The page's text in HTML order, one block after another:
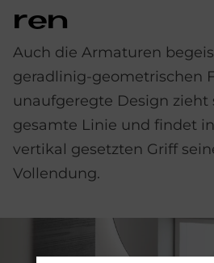
ren
Auch die Armaturen
geradlinig-geometrischen
unaufgeregte Design zieht
gesamte Linie und findet
vertikal gesetzten Griff
Vollendung.